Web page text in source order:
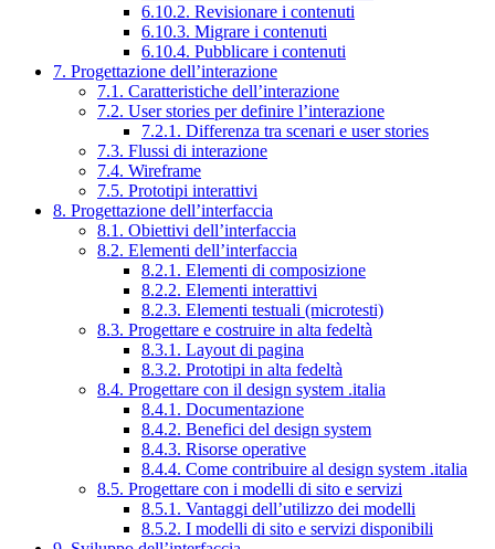
6.10.2. Revisionare i contenuti
6.10.3. Migrare i contenuti
6.10.4. Pubblicare i contenuti
7. Progettazione dell’interazione
7.1. Caratteristiche dell’interazione
7.2. User stories per definire l’interazione
7.2.1. Differenza tra scenari e user stories
7.3. Flussi di interazione
7.4. Wireframe
7.5. Prototipi interattivi
8. Progettazione dell’interfaccia
8.1. Obiettivi dell’interfaccia
8.2. Elementi dell’interfaccia
8.2.1. Elementi di composizione
8.2.2. Elementi interattivi
8.2.3. Elementi testuali (microtesti)
8.3. Progettare e costruire in alta fedeltà
8.3.1. Layout di pagina
8.3.2. Prototipi in alta fedeltà
8.4. Progettare con il design system .italia
8.4.1. Documentazione
8.4.2. Benefici del design system
8.4.3. Risorse operative
8.4.4. Come contribuire al design system .italia
8.5. Progettare con i modelli di sito e servizi
8.5.1. Vantaggi dell’utilizzo dei modelli
8.5.2. I modelli di sito e servizi disponibili